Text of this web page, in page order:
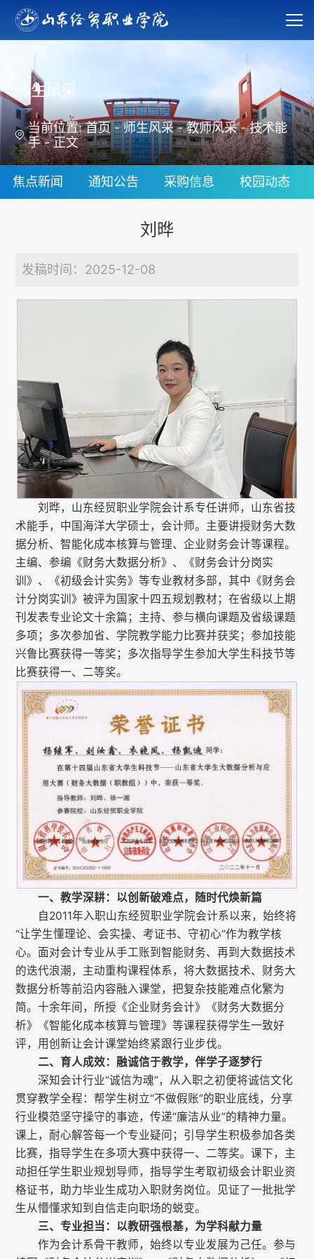
师生风采
当前位置:首页 -师生风采-教师风采-技术能
手-正文
焦点新闻 通知公告 采购信息 校园动态
刘晔
发稿时间：2025-12-08
刘晔，山东经贸职业学院会计系专任讲师，山东省技
术能手，中国海洋大学硕士，会计师。主要讲授财务大数
据分析、智能化成本核算与管理、企业财务会计等课程。
主编、参编《财务大数据分析》、《财务会计分岗实
训》、《初级会计实务》等专业教材多部，其中《财务会
计分岗实训》被评为国家十四五规划教材；在省级以上期
刊发表专业论文十余篇；主持、参与横向课题及省级课题
多项；多次参加省、学院教学能力比赛并获奖；参加技能
兴鲁比赛获得一等奖；多次指导学生参加大学生科技节等
比赛获得一、二等奖。
一、教学深耕：以创新破难点，随时代焕新篇
自2011年入职山东经贸职业学院会计系以来，始终将
“让学生懂理论、会实操、考证书、守初心”作为教学核
心。面对会计专业从手工账到智能财务、再到大数据技术
的迭代浪潮，主动重构课程体系，将大数据技术、财务大
数据分析等前沿内容融入课堂，把复杂技能难点化繁为
简。十余年间，所授《企业财务会计》《财务大数据分
析》《智能化成本核算与管理》等课程获得学生一致好
评，用创新让会计课堂始终紧跟行业步伐。
二、育人成效：融诚信于教学，伴学子逐梦行
深知会计行业“诚信为魂”，从入职之初便将诚信文化
贯穿教学全程：帮学生树立“不做假账”的职业底线，分享
行业模范坚守操守的事迹，传递“廉洁从业”的精神力量。
课上，耐心解答每一个专业疑问；引导学生积极参加各类
比赛，指导学生在多项大赛中获得一、二等奖。课下，主
动担任学生职业规划导师，指导学生考取初级会计职业资
格证书，助力毕业生成功入职财务岗位。见证了一批批学
生从懵懂求知到自信走向职场的蜕变。
三、专业担当：以教研强根基，为学科献力量
作为会计系骨干教师，始终以专业发展为己任。参与